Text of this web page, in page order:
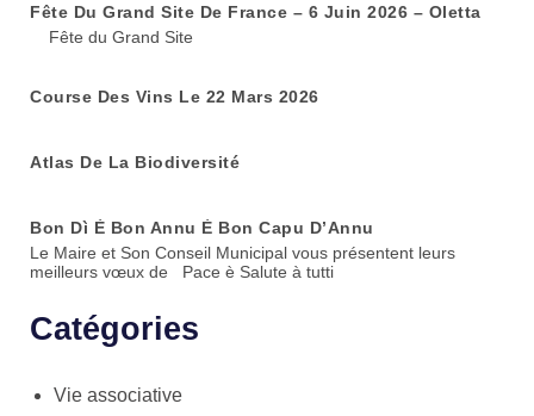
Fête Du Grand Site De France – 6 Juin 2026 – Oletta
Fête du Grand Site
Course Des Vins Le 22 Mars 2026
Atlas De La Biodiversité
Bon Dì È Bon Annu È Bon Capu D’Annu
Le Maire et Son Conseil Municipal vous présentent leurs
meilleurs vœux de Pace è Salute à tutti
Catégories
Vie associative